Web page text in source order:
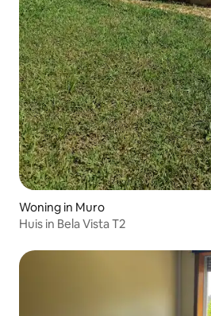
Woning in Muro
Huis in Bela Vista T2